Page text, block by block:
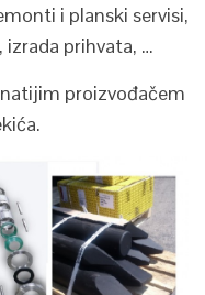
i planski servisi,
prihvata, …
proizvođačem